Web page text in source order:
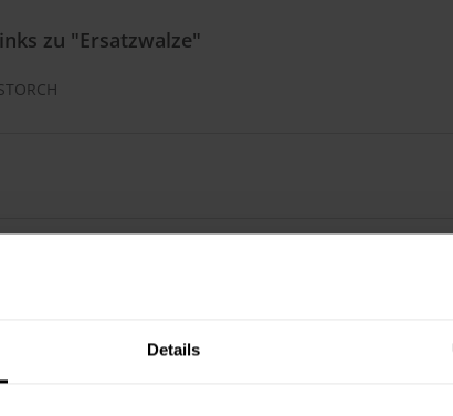
Details
zu "Ersatzwalze"